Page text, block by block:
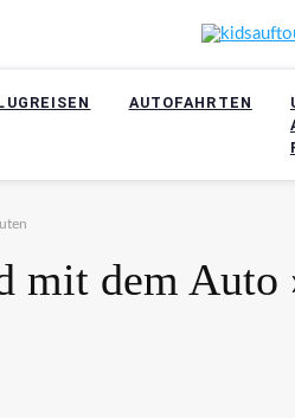
AUTOFAHRTEN
mit dem